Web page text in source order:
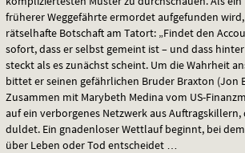
früherer Weggefährte ermordet aufgefunden
rätselhafte Botschaft am Tatort: „Findet den
sofort, dass er selbst gemeint ist – und dass
steckt als es zunächst scheint. Um die Wahrheit
bittet er seinen gefährlichen Bruder Braxton (Jon
Zusammen mit Marybeth Medina vom US-
auf ein verborgenes Netzwerk aus Auftragskillern,
duldet. Ein gnadenloser Wettlauf beginnt, bei
über Leben oder Tod entscheidet …